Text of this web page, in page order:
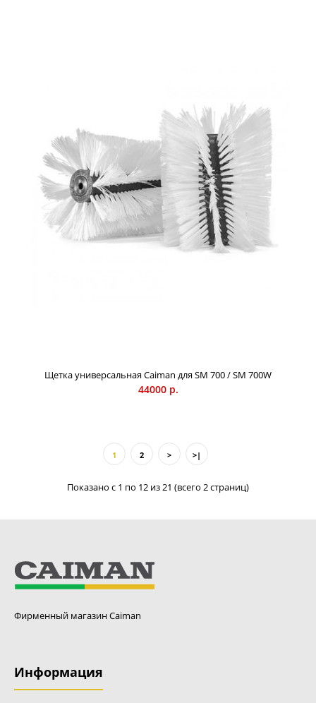
Щетка Caiman универсальная для SM 800 PRO -
подметальных машин Caiman SM 800PRO.
Щетка универсальная Caiman для SM 700 / SM 700W
44000 р.
1 2 > >|
Показано с 1 по 12 из 21 (всего 2 страниц)
Фирменный магазин Caiman
Информация